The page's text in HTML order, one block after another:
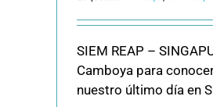
SIEM REAP –
Camboya para
nuestro último día en